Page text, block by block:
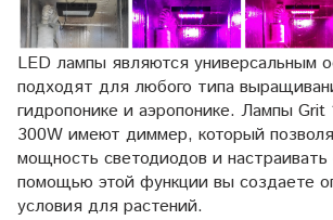
LED лампы являются универсальным
подходят для любого типа
гидропонике и аэропонике. Лампы Grit
300W имеют диммер, который
мощность светодиодов и
помощью этой функции вы создаете
условия для растений.